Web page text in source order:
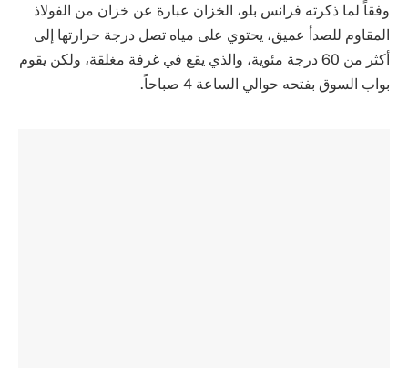
وفقاً لما ذكرته فرانس بلو، الخزان عبارة عن خزان من الفولاذ
المقاوم للصدأ عميق، يحتوي على مياه تصل درجة حرارتها إلى
أكثر من 60 درجة مئوية، والذي يقع في غرفة مغلقة، ولكن يقوم
بواب السوق بفتحه حوالي الساعة 4 صباحاً.